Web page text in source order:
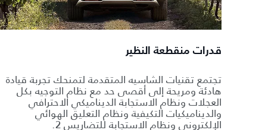
قدرات منقطعة النظير
تجتمع تقنيات الشاسيه المتقدمة لتمنحك تجربة قيادة
هادئة ومريحة إلى أقصى حد مع نظام التوجيه بكل
العجلات ونظام الاستجابة الديناميكي الاحترافي
والديناميكيات التكيفية ونظام التعليق الهوائي
الإلكتروني ونظام الاستجابة للتضاريس 2.